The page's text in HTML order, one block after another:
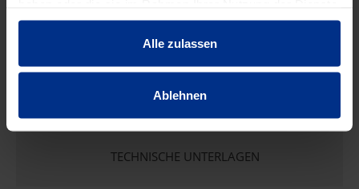
gesammelt haben.
Alle zulassen
Ablehnen
EIGENSCHAFTEN
TECHNISCHE UNTERLAGEN